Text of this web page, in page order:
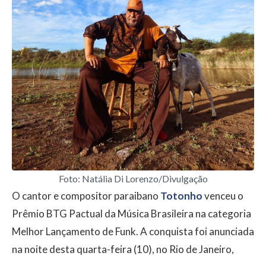
Foto: Natália Di Lorenzo/Divulgação
O cantor e compositor paraibano Totonhovenceu o
Prêmio BTG Pactual da Música Brasileira na categoria
Melhor Lançamento de Funk. A conquista foi anunciada
na noite desta quarta-feira (10), no Rio de Janeiro,